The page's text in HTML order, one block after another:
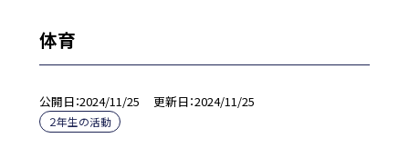
体育
公開日 2024/11/25 更新日 2024/11/25
２年生の活動